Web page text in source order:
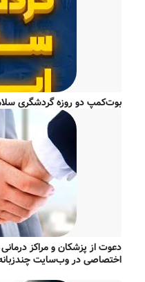
بوت‌کمپ دو روزه گردشگری
دعوت از پزشکان و مراکز
اختصاصی در وب‌سایت چندزبانه